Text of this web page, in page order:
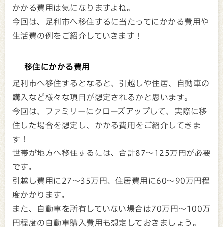
かかる費用は気になりますよね。
今回は、足利市へ移住するに当たってにかかる費用や
生活費の例をご紹介していきます！
移住にかかる費用
足利市へ移住するとなると、引越しや住居、自動車の
購入など様々な項目が想定されるかと思います。
今回は、ファミリーにクローズアップして、実際に移
住した場合を想定し、かかる費用をご紹介してきま
す！
世帯が地方へ移住するには、合計87～125万円が必要
です。
引越し費用に27～35万円、住居費用に60～90万円程
度かかります。
また、自動車を所有していない場合は70万円～100万
円程度の自動車購入費用も想定しておきましょう。